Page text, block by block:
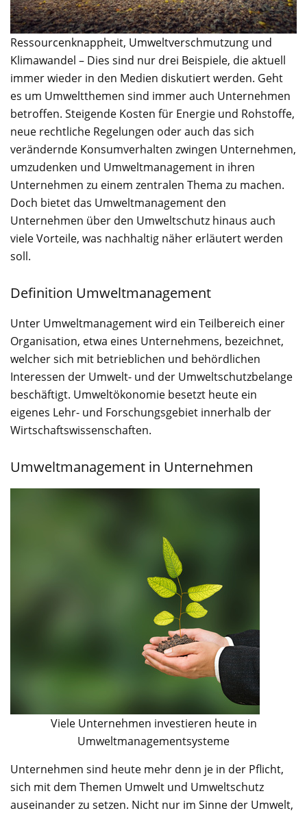
Ressourcenknappheit, Umweltverschmutzung und
Klimawandel – Dies sind nur drei Beispiele, die aktuell
immer wieder in den Medien diskutiert werden. Geht
es um Umweltthemen sind immer auch Unternehmen
betroffen. Steigende Kosten für Energie und Rohstoffe,
neue rechtliche Regelungen oder auch das sich
verändernde Konsumverhalten zwingen Unternehmen,
umzudenken und Umweltmanagement in ihren
Unternehmen zu einem zentralen Thema zu machen.
Doch bietet das Umweltmanagement den
Unternehmen über den Umweltschutz hinaus auch
viele Vorteile, was nachhaltig näher erläutert werden
soll.
Definition Umweltmanagement
Unter Umweltmanagement wird ein Teilbereich einer
Organisation, etwa eines Unternehmens, bezeichnet,
welcher sich mit betrieblichen und behördlichen
Interessen der Umwelt- und der Umweltschutzbelange
beschäftigt. Umweltökonomie besetzt heute ein
eigenes Lehr- und Forschungsgebiet innerhalb der
Wirtschaftswissenschaften.
Umweltmanagement in Unternehmen
Viele Unternehmen investieren heute in
Umweltmanagementsysteme
Unternehmen sind heute mehr denn je in der Pflicht,
sich mit dem Themen Umwelt und Umweltschutz
auseinander zu setzen. Nicht nur im Sinne der Umwelt,